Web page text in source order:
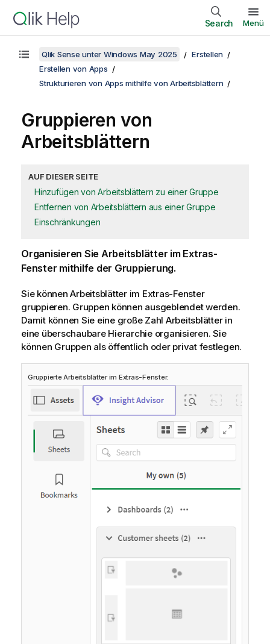
Search Menü
Qlik Sense unter Windows May 2025
Erstellen
Erstellen von Apps
Strukturieren von Apps mithilfe von Arbeitsblättern
Gruppieren von
Arbeitsblättern
AUF DIESER SEITE
Hinzufügen von Arbeitsblättern zu einer Gruppe
Entfernen von Arbeitsblättern aus einer Gruppe
Einschränkungen
Organisieren Sie Arbeitsblätter im Extras-
Fenster mithilfe der Gruppierung.
Sie können Arbeitsblätter im Extras-Fenster
gruppieren. Gruppen können ausgeblendet werden.
Damit können Sie eine große Zahl Arbeitsblätter in
eine überschaubare Hierarchie organisieren. Sie
können Gruppen als öffentlich oder privat festlegen.
Gruppierte Arbeitsblätter im Extras-Fenster.